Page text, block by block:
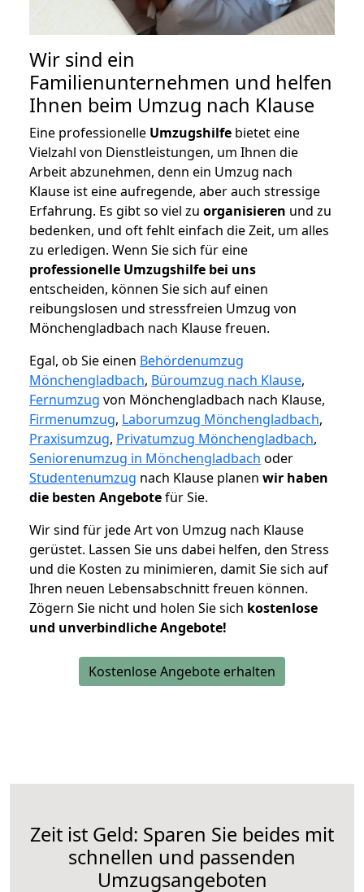
Wir sind ein
Familienunternehmen und helfen
Ihnen beim Umzug nach Klause
Eine professionelle Umzugshilfe bietet eine
Vielzahl von Dienstleistungen, um Ihnen die
Arbeit abzunehmen, denn ein Umzug nach
Klause ist eine aufregende, aber auch stressige
Erfahrung. Es gibt so viel zu organisieren und zu
bedenken, und oft fehlt einfach die Zeit, um alles
zu erledigen. Wenn Sie sich für eine
professionelle Umzugshilfe bei uns
entscheiden, können Sie sich auf einen
reibungslosen und stressfreien Umzug von
Mönchengladbach nach Klause freuen.
Egal, ob Sie einen Behördenumzug
Mönchengladbach, Büroumzug nach Klause,
Fernumzug von Mönchengladbach nach Klause,
Firmenumzug, Laborumzug Mönchengladbach,
Praxisumzug, Privatumzug Mönchengladbach,
Seniorenumzug in Mönchengladbach oder
Studentenumzug nach Klause planen wir haben
die besten Angebotefür Sie.
Wir sind für jede Art von Umzug nach Klause
gerüstet. Lassen Sie uns dabei helfen, den Stress
und die Kosten zu minimieren, damit Sie sich auf
Ihren neuen Lebensabschnitt freuen können.
Zögern Sie nicht und holen Sie sich kostenlose
und unverbindliche Angebote!
Kostenlose Angebote erhalten
Zeit ist Geld: Sparen Sie beides mit
schnellen und passenden
Umzugsangeboten